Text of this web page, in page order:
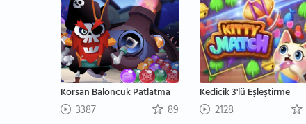
Korsan Baloncuk Patlatma
3387 89
Kedicik 3'lü Eşleştirme
2128